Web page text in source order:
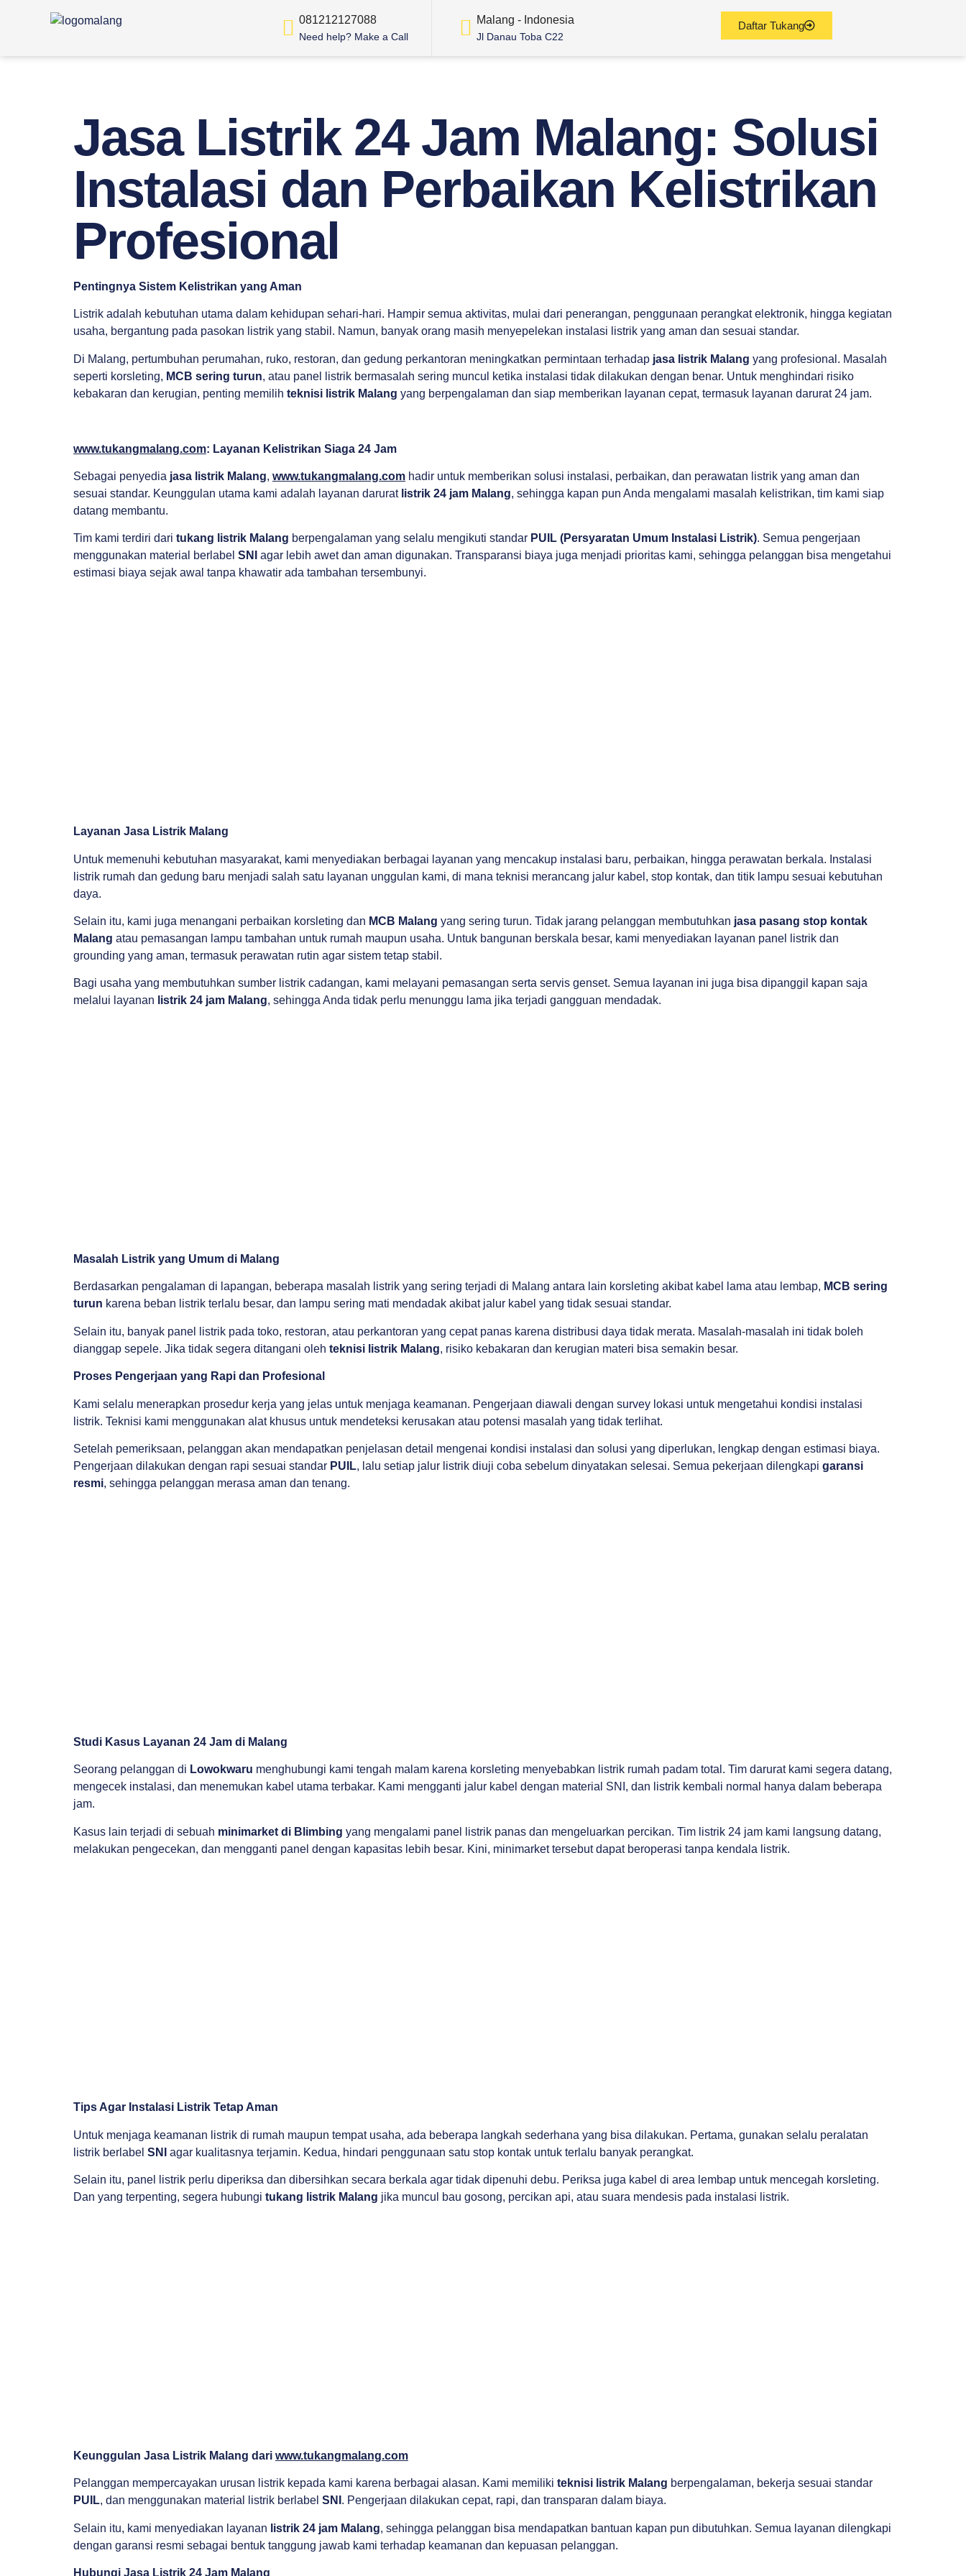
081212127088
Need help? Make a Call
Malang - Indonesia
Jl Danau Toba C22
Daftar Tukang
Jasa Listrik 24 Jam Malang: Solusi
Instalasi dan Perbaikan Kelistrikan
Profesional
Pentingnya Sistem Kelistrikan yang Aman
Listrik adalah kebutuhan utama dalam kehidupan sehari-hari. Hampir semua aktivitas, mulai dari penerangan, penggunaan perangkat elektronik, hingga kegiatan
usaha, bergantung pada pasokan listrik yang stabil. Namun, banyak orang masih menyepelekan instalasi listrik yang aman dan sesuai standar.
Di Malang, pertumbuhan perumahan, ruko, restoran, dan gedung perkantoran meningkatkan permintaan terhadap jasa listrik Malang yang profesional. Masalah
seperti korsleting, MCB sering turun, atau panel listrik bermasalah sering muncul ketika instalasi tidak dilakukan dengan benar. Untuk menghindari risiko
kebakaran dan kerugian, penting memilih teknisi listrik Malang yang berpengalaman dan siap memberikan layanan cepat, termasuk layanan darurat 24 jam.
www.tukangmalang.com: Layanan Kelistrikan Siaga 24 Jam
Sebagai penyedia jasa listrik Malang, www.tukangmalang.com hadir untuk memberikan solusi instalasi, perbaikan, dan perawatan listrik yang aman dan
sesuai standar. Keunggulan utama kami adalah layanan darurat listrik 24 jam Malang, sehingga kapan pun Anda mengalami masalah kelistrikan, tim kami siap
datang membantu.
Tim kami terdiri dari tukang listrik Malang berpengalaman yang selalu mengikuti standar PUIL (Persyaratan Umum Instalasi Listrik). Semua pengerjaan
menggunakan material berlabel SNI
agar lebih awet dan aman digunakan. Transparansi biaya juga menjadi prioritas kami, sehingga pelanggan bisa mengetahui
estimasi biaya sejak awal tanpa khawatir ada tambahan tersembunyi.
Layanan Jasa Listrik Malang
Untuk memenuhi kebutuhan masyarakat, kami menyediakan berbagai layanan yang mencakup instalasi baru, perbaikan, hingga perawatan berkala. Instalasi
listrik rumah dan gedung baru menjadi salah satu layanan unggulan kami, di mana teknisi merancang jalur kabel, stop kontak, dan titik lampu sesuai kebutuhan
daya.
Selain itu, kami juga menangani perbaikan korsleting dan MCB Malang yang sering turun. Tidak jarang pelanggan membutuhkan jasa pasang stop kontak
Malang atau pemasangan lampu tambahan untuk rumah maupun usaha. Untuk bangunan berskala besar, kami menyediakan layanan panel listrik dan
grounding yang aman, termasuk perawatan rutin agar sistem tetap stabil.
Bagi usaha yang membutuhkan sumber listrik cadangan, kami melayani pemasangan serta servis genset. Semua layanan ini juga bisa dipanggil kapan saja
melalui layanan listrik 24 jam Malang, sehingga Anda tidak perlu menunggu lama jika terjadi gangguan mendadak.
Masalah Listrik yang Umum di Malang
Berdasarkan pengalaman di lapangan, beberapa masalah listrik yang sering terjadi di Malang antara lain korsleting akibat kabel lama atau lembap, MCB sering
turun karena beban listrik terlalu besar, dan lampu sering mati mendadak akibat jalur kabel yang tidak sesuai standar.
Selain itu, banyak panel listrik pada toko, restoran, atau perkantoran yang cepat panas karena distribusi daya tidak merata. Masalah-masalah ini tidak boleh
dianggap sepele. Jika tidak segera ditangani oleh teknisi listrik Malang, risiko kebakaran dan kerugian materi bisa semakin besar.
Proses Pengerjaan yang Rapi dan Profesional
Kami selalu menerapkan prosedur kerja yang jelas untuk menjaga keamanan. Pengerjaan diawali dengan survey lokasi untuk mengetahui kondisi instalasi
listrik. Teknisi kami menggunakan alat khusus untuk mendeteksi kerusakan atau potensi masalah yang tidak terlihat.
Setelah pemeriksaan, pelanggan akan mendapatkan penjelasan detail mengenai kondisi instalasi dan solusi yang diperlukan, lengkap dengan estimasi biaya.
Pengerjaan dilakukan dengan rapi sesuai standar PUIL, lalu setiap jalur listrik diuji coba sebelum dinyatakan selesai. Semua pekerjaan dilengkapi garansi
resmi, sehingga pelanggan merasa aman dan tenang.
Studi Kasus Layanan 24 Jam di Malang
Seorang pelanggan di Lowokwaru menghubungi kami tengah malam karena korsleting menyebabkan listrik rumah padam total. Tim darurat kami segera datang,
mengecek instalasi, dan menemukan kabel utama terbakar. Kami mengganti jalur kabel dengan material SNI, dan listrik kembali normal hanya dalam beberapa
jam.
Kasus lain terjadi di sebuah minimarket di Blimbing yang mengalami panel listrik panas dan mengeluarkan percikan. Tim listrik 24 jam kami langsung datang,
melakukan pengecekan, dan mengganti panel dengan kapasitas lebih besar. Kini, minimarket tersebut dapat beroperasi tanpa kendala listrik.
Tips Agar Instalasi Listrik Tetap Aman
Untuk menjaga keamanan listrik di rumah maupun tempat usaha, ada beberapa langkah sederhana yang bisa dilakukan. Pertama, gunakan selalu peralatan
listrik berlabel SNI agar kualitasnya terjamin. Kedua, hindari penggunaan satu stop kontak untuk terlalu banyak perangkat.
Selain itu, panel listrik perlu diperiksa dan dibersihkan secara berkala agar tidak dipenuhi debu. Periksa juga kabel di area lembap untuk mencegah korsleting.
Dan yang terpenting, segera hubungi tukang listrik Malang jika muncul bau gosong, percikan api, atau suara mendesis pada instalasi listrik.
Keunggulan Jasa Listrik Malang dari www.tukangmalang.com
Pelanggan mempercayakan urusan listrik kepada kami karena berbagai alasan. Kami memiliki teknisi listrik Malang berpengalaman, bekerja sesuai standar
PUIL, dan menggunakan material listrik berlabel SNI . Pengerjaan dilakukan cepat, rapi, dan transparan dalam biaya.
Selain itu, kami menyediakan layanan listrik 24 jam Malang, sehingga pelanggan bisa mendapatkan bantuan kapan pun dibutuhkan. Semua layanan dilengkapi
dengan garansi resmi sebagai bentuk tanggung jawab kami terhadap keamanan dan kepuasan pelanggan.
Hubungi Jasa Listrik 24 Jam Malang